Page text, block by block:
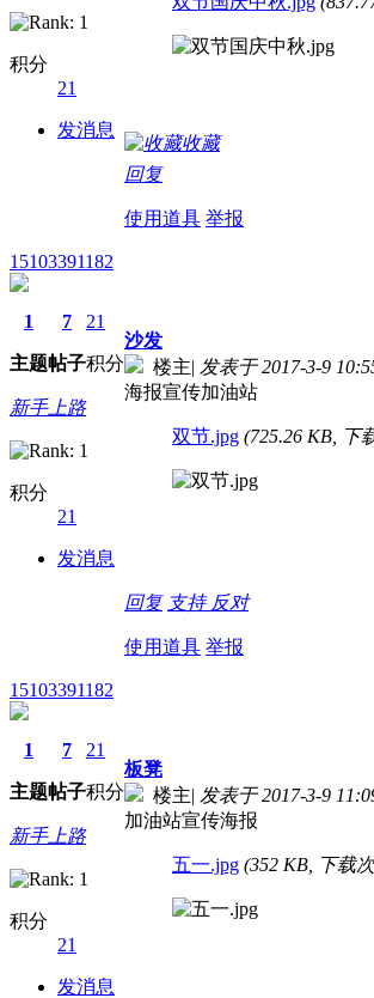
积分
21
发消息
收藏
回复
使用道具 举报
15103391182
1
主题
7
帖子
21
积分
新手上路
积分
21
发消息
沙发
楼主| 发表于 2017-3-9
海报宣传加油站
双节.jpg (725.26 KB, 下
回复 支持 反对
使用道具 举报
15103391182
1
主题
7
帖子
21
积分
新手上路
积分
21
发消息
板凳
楼主| 发表于 2017-3-9
加油站宣传海报
五一.jpg (352 KB, 下载